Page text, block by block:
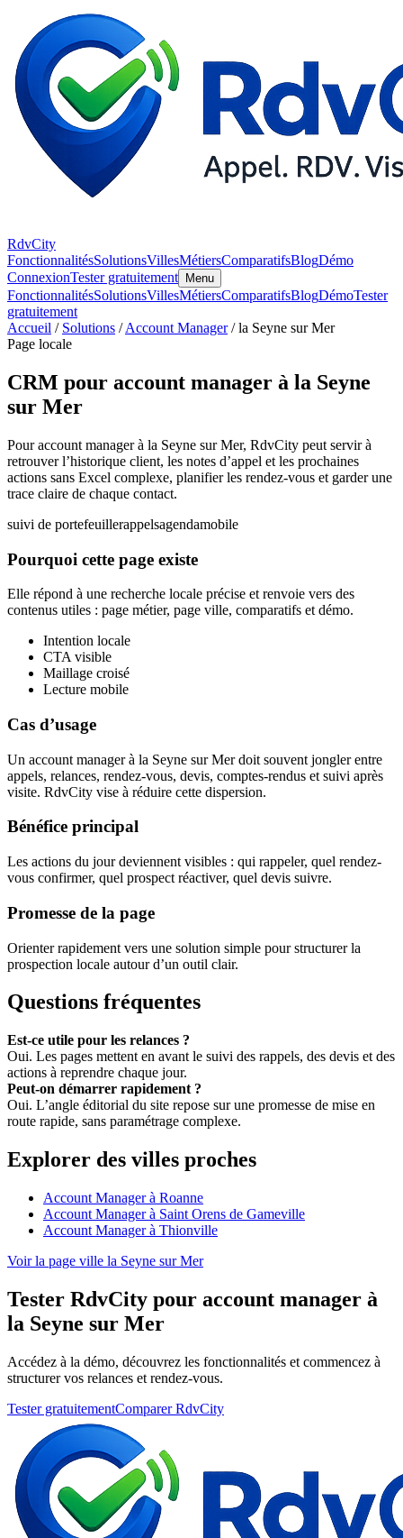
RdvCity
FonctionnalitésSolutionsVillesMétiersComparatifsBlogDémo
ConnexionTester gratuitement Menu
FonctionnalitésSolutionsVillesMétiersComparatifsBlogDémoTester
gratuitement
Accueil / Solutions /Account Manager/ la Seyne sur Mer
Page locale
CRM pour account manager à la Seyne
sur Mer
Pour account manager à la Seyne sur Mer, RdvCity peut servir à
retrouver l’historique client, les notes d’appel et les prochaines
actions sans Excel complexe, planifier les rendez-vous et garder une
trace claire de chaque contact.
suivi de portefeuillerappelsagendamobile
Pourquoi cette page existe
Elle répond à une recherche locale précise et renvoie vers des
contenus utiles : page métier, page ville, comparatifs et démo.
Intention locale
CTA visible
Maillage croisé
Lecture mobile
Cas d’usage
Un account manager à la Seyne sur Mer doit souvent jongler entre
appels, relances, rendez-vous, devis, comptes-rendus et suivi après
visite. RdvCity vise à réduire cette dispersion.
Bénéfice principal
Les actions du jour deviennent visibles : qui rappeler, quel rendez-
vous confirmer, quel prospect réactiver, quel devis suivre.
Promesse de la page
Orienter rapidement vers une solution simple pour structurer la
prospection locale autour d’un outil clair.
Questions fréquentes
Est-ce utile pour les relances ?
Oui. Les pages mettent en avant le suivi des rappels, des devis et des
actions à reprendre chaque jour.
Peut-on démarrer rapidement ?
Oui. L’angle éditorial du site repose sur une promesse de mise en
route rapide, sans paramétrage complexe.
Explorer des villes proches
Account Manager à Roanne
Account Manager à Saint Orens de Gameville
Account Manager à Thionville
Voir la page ville la Seyne sur Mer
Tester RdvCity pour account manager à
la Seyne sur Mer
Accédez à la démo, découvrez les fonctionnalités et commencez à
structurer vos relances et rendez-vous.
Tester gratuitementComparer RdvCity